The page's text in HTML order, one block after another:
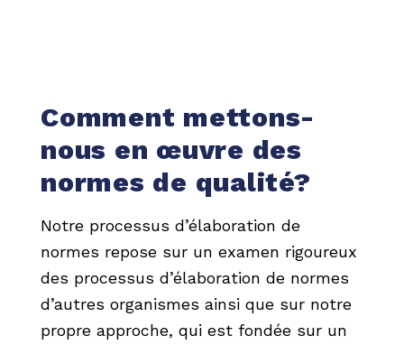
Comment mettons-
nous en œuvre des
normes de qualité?
Notre processus d’élaboration de
normes repose sur un examen rigoureux
des processus d’élaboration de normes
d’autres organismes ainsi que sur notre
propre approche, qui est fondée sur un